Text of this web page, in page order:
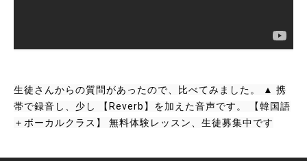
生徒さんからの質問があったので、比べてみました。 ▲ 携
帯で録音し、少し 【Reverb】を加えた音声です。 【韓国語
＋ボーカルクラス】 無料体験レッスン、生徒募集中です